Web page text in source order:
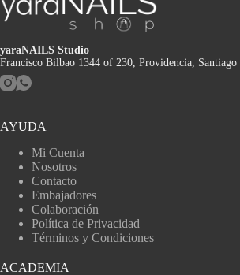
yaraNAILS Studio
Francisco Bilbao 1344 of 230, Providencia, Santiago
AYUDA
Mi Cuenta
Nosotros
Contacto
Embajadores
Colaboración
Política de Privacidad
Términos y Condiciones
ACADEMIA